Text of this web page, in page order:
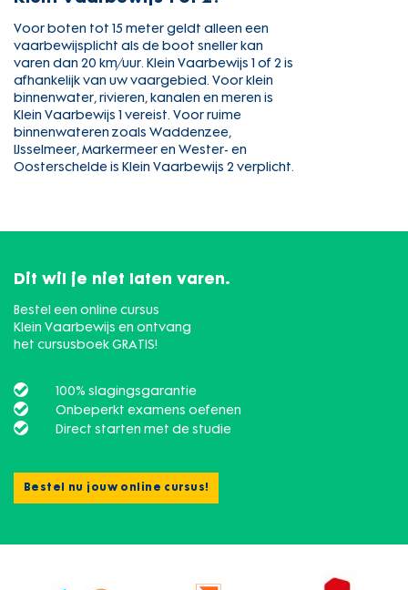
Voor boten tot 15 meter geldt alleen een
vaarbewijsplicht als de boot sneller kan
varen dan 20 km/uur. Klein Vaarbewijs 1 of 2 is
afhankelijk van uw vaargebied. Voor klein
binnenwater, rivieren, kanalen en meren is
Klein Vaarbewijs 1 vereist. Voor ruime
binnenwateren zoals Waddenzee,
IJsselmeer, Markermeer en Wester- en
Oosterschelde is Klein Vaarbewijs 2 verplicht.
Dit wil je niet laten varen.
Bestel een online cursus
Klein Vaarbewijs en ontvang
het cursusboek GRATIS!
100% slagingsgarantie
Onbeperkt examens oefenen
Direct starten met de studie
Bestel nu jouw online cursus!